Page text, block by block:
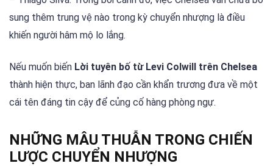
sung thêm trung vệ nào trong kỳ chuyển nhượng là điều
khiến người hâm mộ lo lắng.
Nếu muốn biến Lời tuyên bố từ Levi Colwill trên Chelsea
thành hiện thực, ban lãnh đạo cần khẩn trương đưa về một
cái tên đáng tin cậy để củng cố hàng phòng ngự.
NHỮNG MÂU THUẪN TRONG CHIẾN
LƯỢC CHUYỂN NHƯỢNG